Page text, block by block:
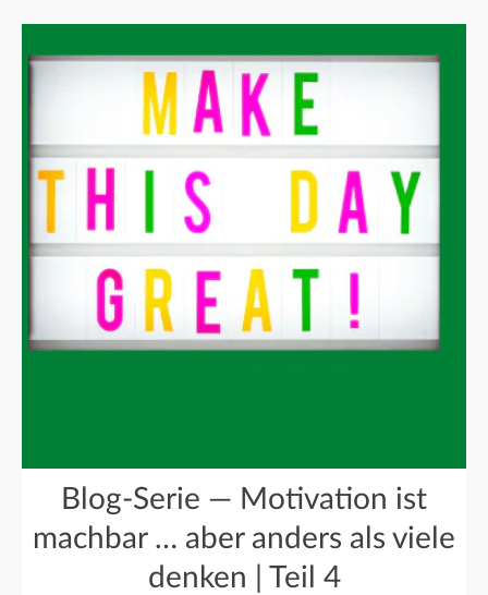
Blog-Serie — Motivation ist
machbar … aber anders als viele
denken | Teil 4